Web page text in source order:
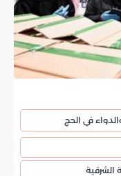
في الحج
الشرقية